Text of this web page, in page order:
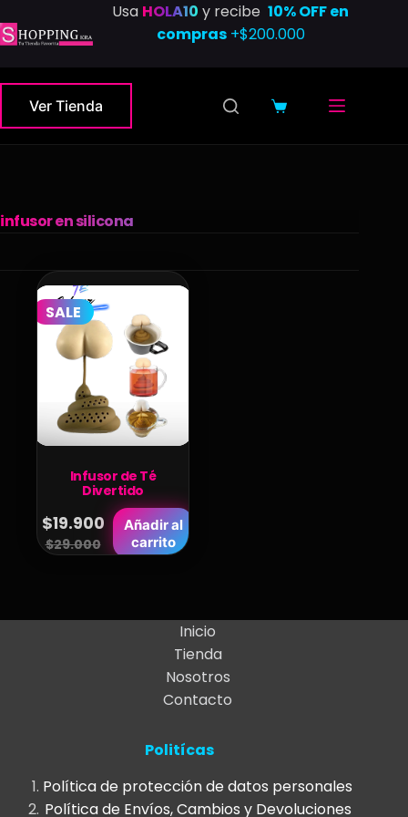
al
Usa HOLA10 y recibe10% OFF en
compras+$200.000
Ver Tienda
Carro
infusor en silicona
SALE
Infusor de Té
Divertido
$29.000
Original
$29.000.
$19.900
Current
$19.900.
Añadir al
carrito
Inicio
Tienda
Nosotros
Contacto
Politícas
Política de protección de datos personales
Política de Envíos, Cambios y Devoluciones